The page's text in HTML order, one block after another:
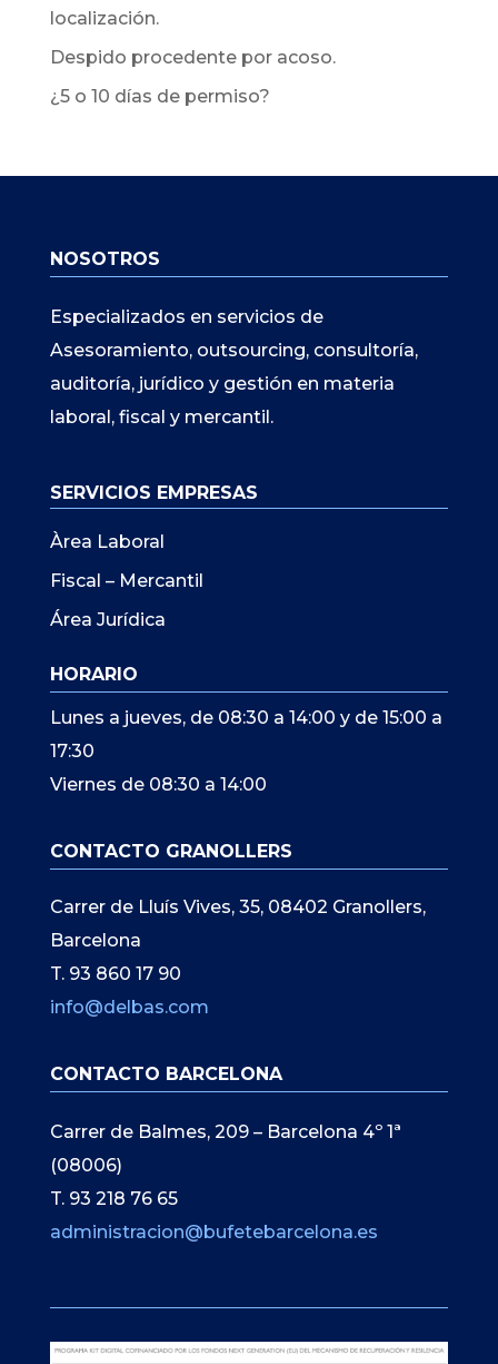
localización.
Despido procedente por acoso.
¿5 o 10 días de permiso?
NOSOTROS
Especializados en servicios de
Asesoramiento, outsourcing, consultoría,
auditoría, jurídico y gestión en materia
laboral, fiscal y mercantil.
SERVICIOS EMPRESAS
Àrea Laboral
Fiscal – Mercantil
Área Jurídica
HORARIO
Lunes a jueves, de 08:30 a 14:00 y de 15:00 a
17:30
Viernes de 08:30 a 14:00
CONTACTO GRANOLLERS
Carrer de Lluís Vives, 35, 08402 Granollers,
Barcelona
T. 93 860 17 90
info@delbas.com
CONTACTO BARCELONA
Carrer de Balmes, 209 – Barcelona 4º 1ª
(08006)
T. 93 218 76 65
administracion@bufetebarcelona.es